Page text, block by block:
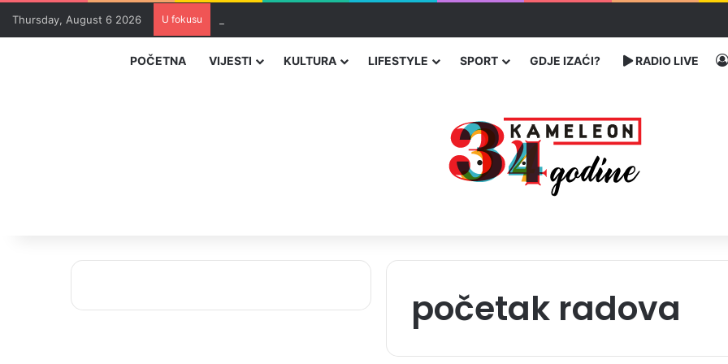
Thursday, August 6 2026 U fokusu
POČETNA VIJESTI KULTURA LIFESTYLE SPORT GDJE IZAĆI? RADIO LIVE
početak radova